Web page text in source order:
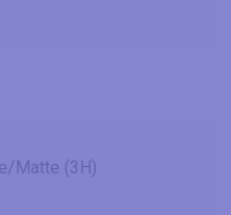
Matte (3H)